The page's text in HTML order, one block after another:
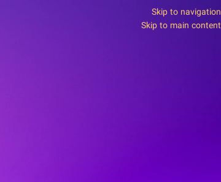
Skip to navigation
Skip to main content